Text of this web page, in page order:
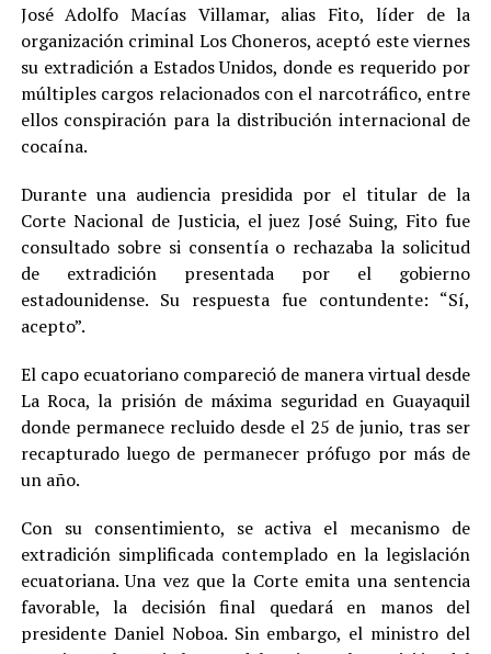
José Adolfo Macías Villamar, alias Fito, líder de la
organización criminal Los Choneros, aceptó este viernes
su extradición a Estados Unidos, donde es requerido por
múltiples cargos relacionados con el narcotráfico, entre
ellos conspiración para la distribución internacional de
cocaína.
Durante una audiencia presidida por el titular de la
Corte Nacional de Justicia, el juez José Suing, Fito fue
consultado sobre si consentía o rechazaba la solicitud
de extradición presentada por el gobierno
estadounidense. Su respuesta fue contundente: “Sí,
acepto”.
El capo ecuatoriano compareció de manera virtual desde
La Roca, la prisión de máxima seguridad en Guayaquil
donde permanece recluido desde el 25 de junio, tras ser
recapturado luego de permanecer prófugo por más de
un año.
Con su consentimiento, se activa el mecanismo de
extradición simplificada contemplado en la legislación
ecuatoriana. Una vez que la Corte emita una sentencia
favorable, la decisión final quedará en manos del
presidente Daniel Noboa. Sin embargo, el ministro del